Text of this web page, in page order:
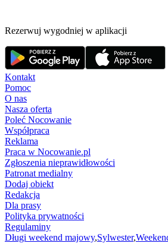
Rezerwuj wygodniej w aplikacji
Kontakt
Pomoc
O nas
Nasza oferta
Poleć Nocowanie
Współpraca
Reklama
Praca w Nocowanie.pl
Zgłoszenia nieprawidłowości
Patronat medialny
Dodaj obiekt
Redakcja
Dla prasy
Polityka prywatności
Regulaminy
Długi weekend majowy,Sylwester,